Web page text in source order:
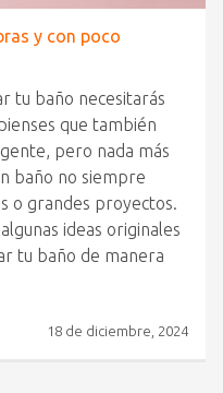
y con poco
tu baño necesitarás
que también
pero nada más
baño no siempre
o grandes proyectos.
ideas originales
tu baño de manera
18 de diciembre, 2024